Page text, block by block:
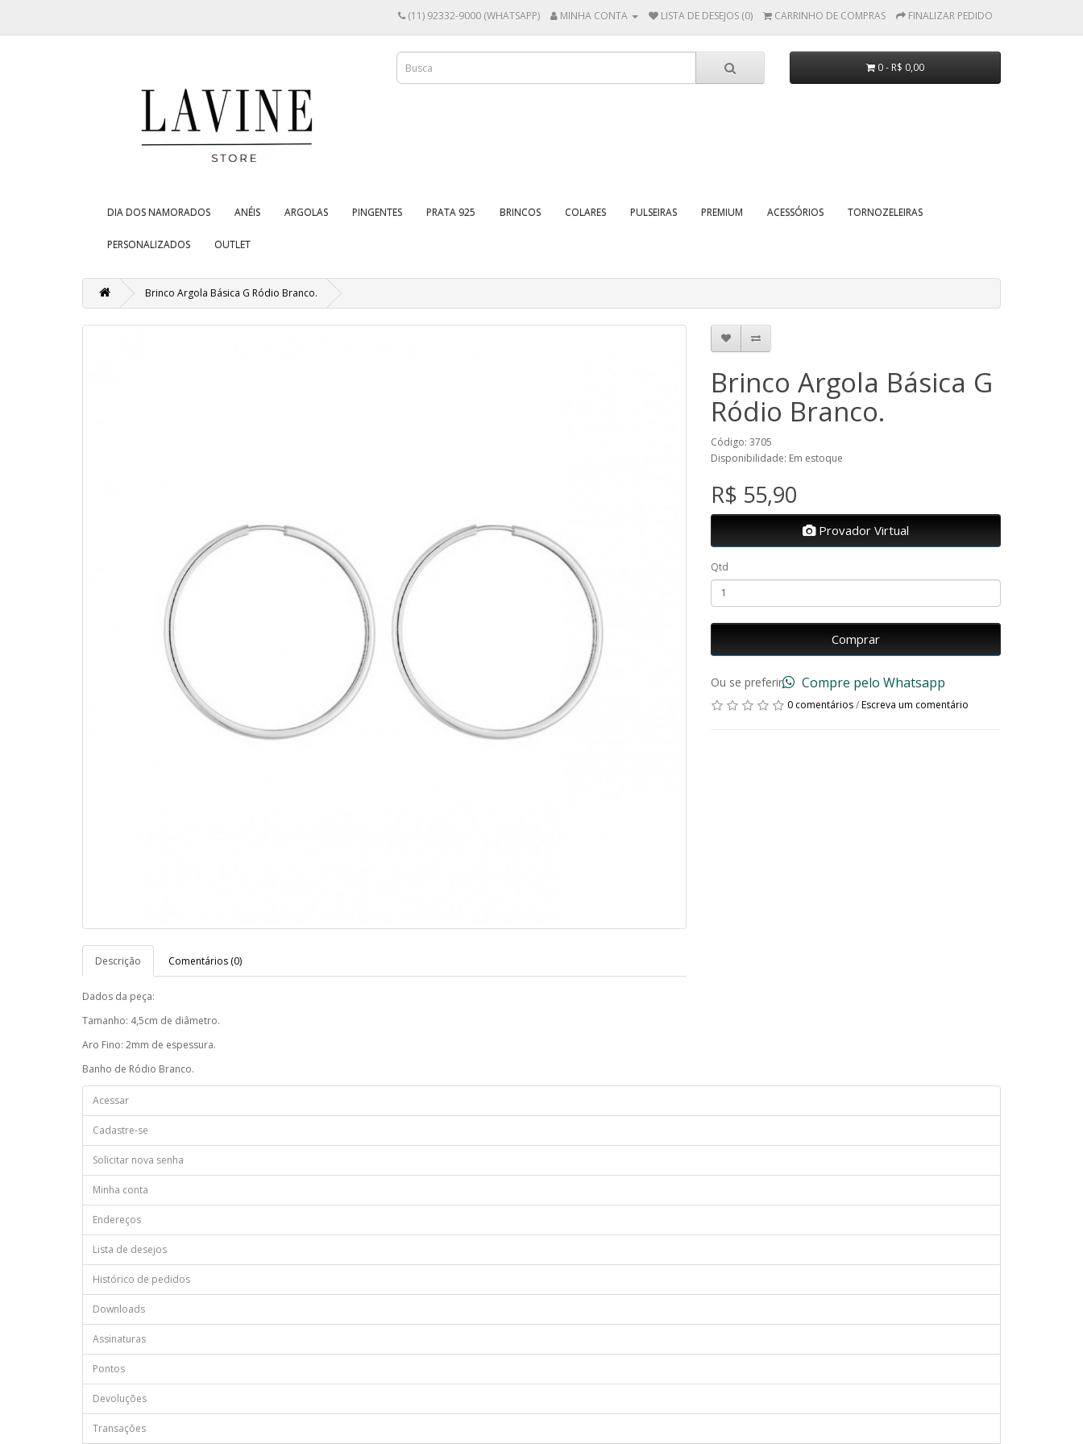
(11) 92332-9000 (WHATSAPP) MINHA CONTA LISTA DE DESEJOS (0) CARRINHO DE COMPRAS FINALIZAR PEDIDO
0 - R$ 0,00
DIA DOS NAMORADOS ANÉIS ARGOLAS PINGENTES PRATA 925 BRINCOS COLARES PULSEIRAS PREMIUM ACESSÓRIOS TORNOZELEIRAS
PERSONALIZADOS OUTLET
Brinco Argola Básica G Ródio Branco.
Descrição Comentários (0)
Dados da peça:
Tamanho: 4,5cm de diâmetro.
Aro Fino: 2mm de espessura.
Banho de Ródio Branco.
Brinco Argola Básica G
Ródio Branco.
Código: 3705
Disponibilidade: Em estoque
R$ 55,90
Provador Virtual
Qtd
Comprar
Ou se preferir Compre pelo Whatsapp
0 comentários/Escreva um comentário
Acessar
Cadastre-se
Solicitar nova senha
Minha conta
Endereços
Lista de desejos
Histórico de pedidos
Downloads
Assinaturas
Pontos
Devoluções
Transações